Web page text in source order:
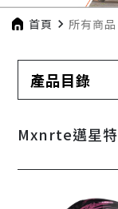
首頁 navigate_next 所有商品
產品目錄
Mxnrte邁星特